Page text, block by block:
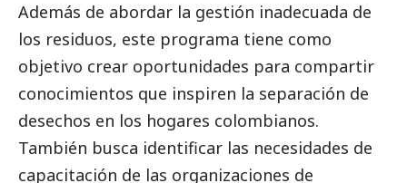
Además de abordar la gestión inadecuada de
los residuos, este programa tiene como
objetivo crear oportunidades para compartir
conocimientos que inspiren la separación de
desechos en los hogares colombianos.
También busca identificar las necesidades de
capacitación de las organizaciones de